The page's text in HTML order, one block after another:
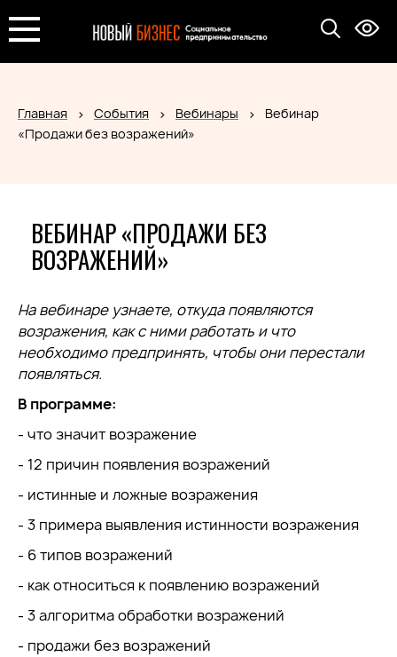
Главная События Вебинары
Вебинар
«Продажи без возражений»
ВЕБИНАР «ПРОДАЖИ БЕЗ
ВОЗРАЖЕНИЙ»
На вебинаре узнаете, откуда появляются
возражения, как с ними работать и что
необходимо предпринять, чтобы они перестали
появляться.
В программе:
- что значит возражение
- 12 причин появления возражений
- истинные и ложные возражения
- 3 примера выявления истинности возражения
- 6 типов возражений
- как относиться к появлению возражений
- 3 алгоритма обработки возражений
- продажи без возражений